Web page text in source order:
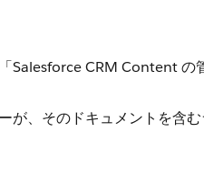
Salesforce CRM Content の
が、そのドキュメントを含